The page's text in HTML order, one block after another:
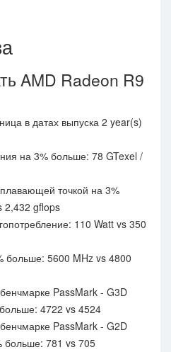
AMD Radeon R9
в датах выпуска 2 year(s)
на 3% больше: 78 GTexel /
точкой на 3%
2,432 gflops
110 Watt vs 350
больше: 5600 MHz vs 4800
PassMark - G3D
4722 vs 4524
PassMark - G2D
больше: 781 vs 705